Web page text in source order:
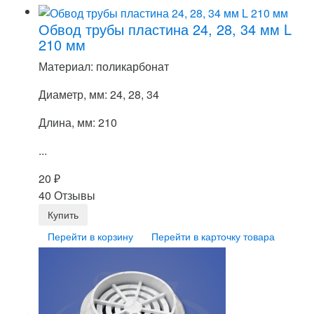
Обвод трубы пластина 24, 28, 34 мм L
210 мм
Материал: поликарбонат
Диаметр, мм: 24, 28, 34
Длина, мм: 210
...
20 ₽
40 Отзывы
Перейти в корзину Перейти в карточку товара